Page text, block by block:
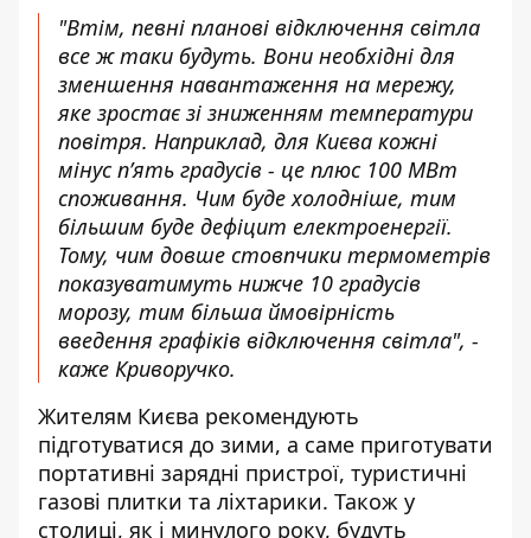
"Втім, певні планові відключення світла
все ж таки будуть. Вони необхідні для
зменшення навантаження на мережу,
яке зростає зі зниженням температури
повітря. Наприклад, для Києва кожні
мінус п’ять градусів - це плюс 100 МВт
споживання. Чим буде холодніше, тим
більшим буде дефіцит електроенергії.
Тому, чим довше стовпчики термометрів
показуватимуть нижче 10 градусів
морозу, тим більша ймовірність
введення графіків відключення світла", -
каже Криворучко.
Жителям Києва рекомендують
підготуватися до зими, а саме приготувати
портативні зарядні пристрої, туристичні
газові плитки та ліхтарики. Також у
столиці, як і минулого року, будуть